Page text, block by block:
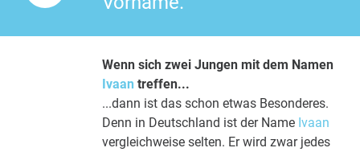
Wenn sich zwei Jungen mit dem Namen
Ivaan treffen...
...dann ist das schon etwas Besonderes.
Denn in Deutschland ist der Name Ivaan
vergleichweise selten. Er wird zwar jedes